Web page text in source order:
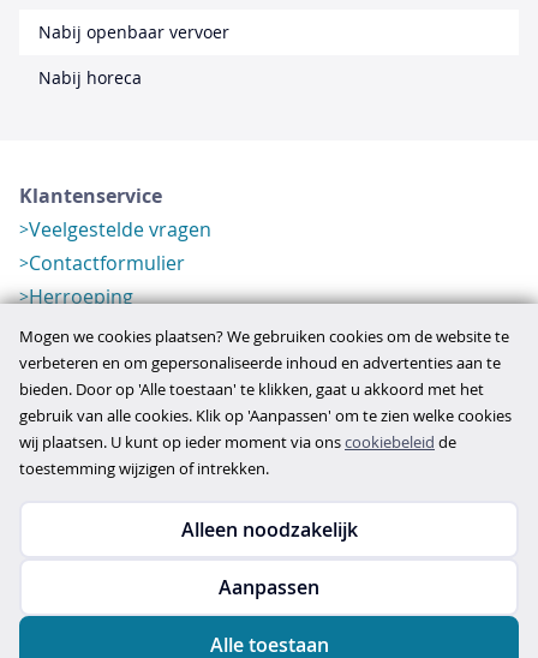
Nabij openbaar vervoer
Nabij horeca
Klantenservice
Veelgestelde vragen
Contactformulier
Herroeping
Over ons
Bedrijfsgegevens
Werkwijze
Overzichten
Verlopen aanbod
Copyright © 2026
privacy- en cookiebeleid
Mogen we cookies plaatsen? We gebruiken cookies om de website te
verbeteren en om gepersonaliseerde inhoud en advertenties aan te
bieden. Door op 'Alle toestaan' te klikken, gaat u akkoord met het
gebruik van alle cookies. Klik op 'Aanpassen' om te zien welke cookies
wij plaatsen. U kunt op ieder moment via onscookiebeleid de
toestemming wijzigen of intrekken.
Alleen noodzakelijk
Aanpassen
Alle toestaan